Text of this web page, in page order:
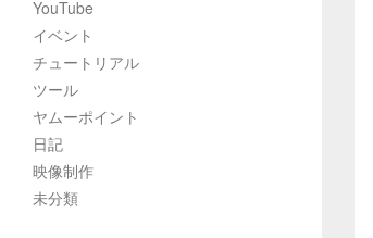
YouTube
イベント
チュートリアル
ツール
ヤムーポイント
日記
映像制作
未分類